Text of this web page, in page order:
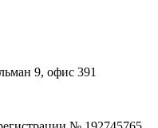
9, офис 391